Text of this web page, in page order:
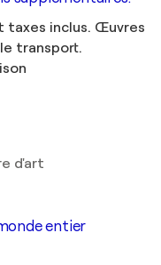
taxes inclus. Œuvres
transport.
d'art
entier